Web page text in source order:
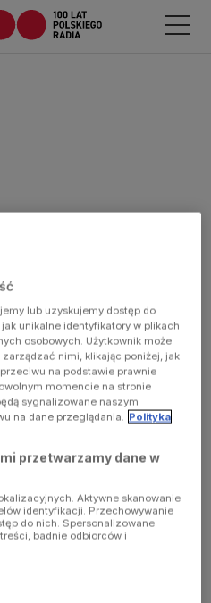
lub uzyskujemy dostęp do
unikalne identyfikatory w plikach
osobowych. Użytkownik może
nimi, klikając poniżej, jak
na podstawie prawnie
momencie na stronie
sygnalizowane naszym
na dane przeglądania. Polityka
przetwarzamy dane w
Aktywne skanowanie
identyfikacji. Przechowywanie
do nich. Spersonalizowane
badnie odbiorców i